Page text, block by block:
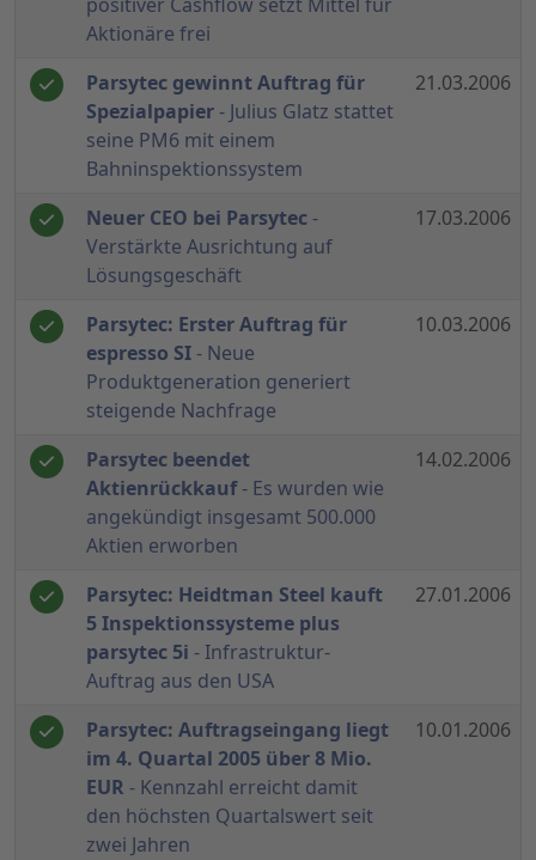
Aktionäre frei
Parsytec gewinnt Auftrag für
Spezialpapier- Julius Glatz stattet
seine PM6 mit einem
Bahninspektionssystem
21.03.2006
Neuer CEO bei Parsytec -
Verstärkte Ausrichtung auf
Lösungsgeschäft
17.03.2006
Parsytec: Erster Auftrag für
espresso SI- Neue
Produktgeneration generiert
steigende Nachfrage
10.03.2006
Parsytec beendet
Aktienrückkauf- Es wurden wie
angekündigt insgesamt 500.000
Aktien erworben
14.02.2006
Parsytec: Heidtman Steel kauft
5 Inspektionssysteme plus
parsytec 5i - Infrastruktur-
Auftrag aus den USA
27.01.2006
Parsytec: Auftragseingang liegt
im 4. Quartal 2005 über 8 Mio.
EUR - Kennzahl erreicht damit
den höchsten Quartalswert seit
zwei Jahren
10.01.2006